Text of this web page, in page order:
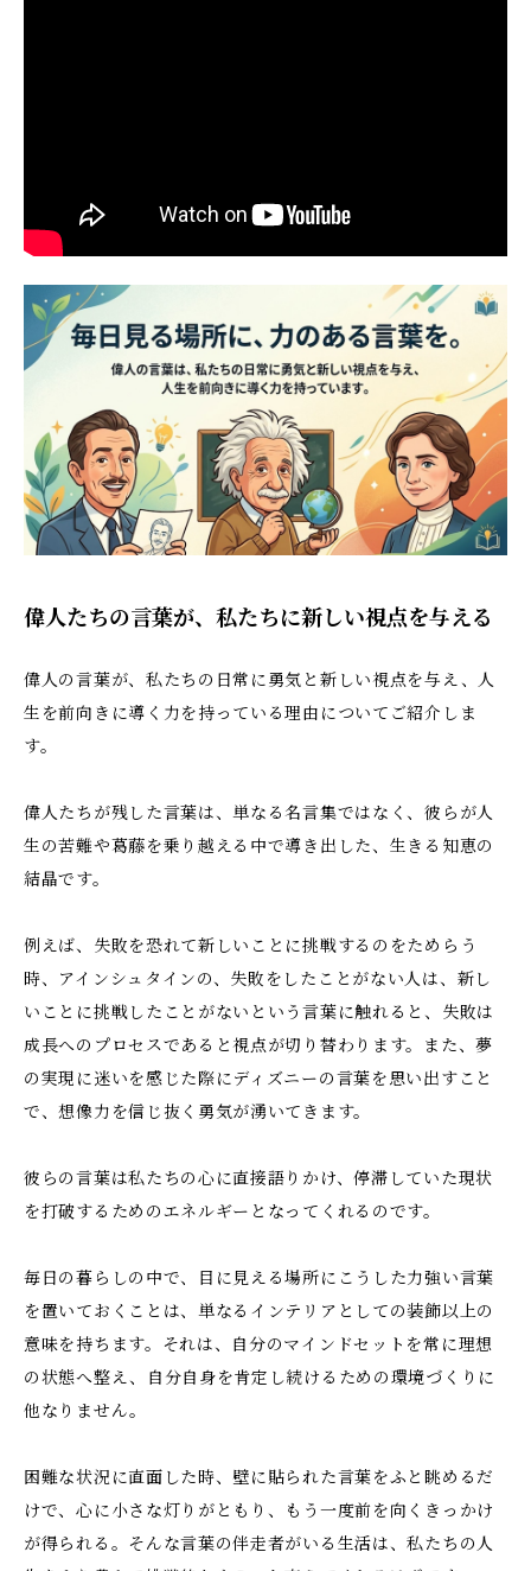
偉人たちの言葉が、私たちに新しい視点を与える
偉人の言葉が、私たちの日常に勇気と新しい視点を与え、人
生を前向きに導く力を持っている理由についてご紹介しま
す。
偉人たちが残した言葉は、単なる名言集ではなく、彼らが人
生の苦難や葛藤を乗り越える中で導き出した、生きる知恵の
結晶です。
例えば、失敗を恐れて新しいことに挑戦するのをためらう
時、アインシュタインの、失敗をしたことがない人は、新し
いことに挑戦したことがないという言葉に触れると、失敗は
成長へのプロセスであると視点が切り替わります。また、夢
の実現に迷いを感じた際にディズニーの言葉を思い出すこと
で、想像力を信じ抜く勇気が湧いてきます。
彼らの言葉は私たちの心に直接語りかけ、停滞していた現状
を打破するためのエネルギーとなってくれるのです。
毎日の暮らしの中で、目に見える場所にこうした力強い言葉
を置いておくことは、単なるインテリアとしての装飾以上の
意味を持ちます。それは、自分のマインドセットを常に理想
の状態へ整え、自分自身を肯定し続けるための環境づくりに
他なりません。
困難な状況に直面した時、壁に貼られた言葉をふと眺めるだ
けで、心に小さな灯りがともり、もう一度前を向くきっかけ
が得られる。そんな言葉の伴走者がいる生活は、私たちの人